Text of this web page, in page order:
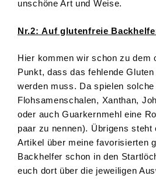
unschöne Art und Weise.
Nr.2: Auf glutenfreie
Hier kommen wir schon zu dem
Punkt, dass das fehlende
werden muss. Da spielen
Flohsamenschalen, Xanthan,
oder auch Guarkernmehl eine
paar zu nennen). Übrigens steht
Artikel über meine favorisierten
Backhelfer schon in den
euch dort über die jeweiligen